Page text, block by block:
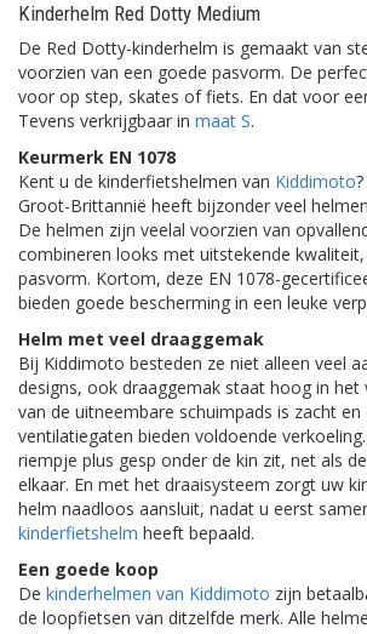
Kinderhelm Red Dotty Medium
De Red Dotty-kinderhelm is gemaakt van
voorzien van een goede pasvorm. De
voor op step, skates of fiets. En dat voor
Tevens verkrijgbaar in maat S.
Keurmerk EN 1078
Kent u de kinderfietshelmen van Kiddimoto
Groot-Brittannië heeft bijzonder veel
De helmen zijn veelal voorzien van
combineren looks met uitstekende kwaliteit,
pasvorm. Kortom, deze EN 1078-
bieden goede bescherming in een leuke
Helm met veel draaggemak
Bij Kiddimoto besteden ze niet alleen veel
designs, ook draaggemak staat hoog in het
van de uitneembare schuimpads is zacht en
ventilatiegaten bieden voldoende
riempje plus gesp onder de kin zit, net als
elkaar. En met het draaisysteem zorgt uw
helm naadloos aansluit, nadat u eerst
kinderfietshelm heeft bepaald.
Een goede koop
De kinderhelmen van Kiddimoto zijn
de loopfietsen van ditzelfde merk. Alle